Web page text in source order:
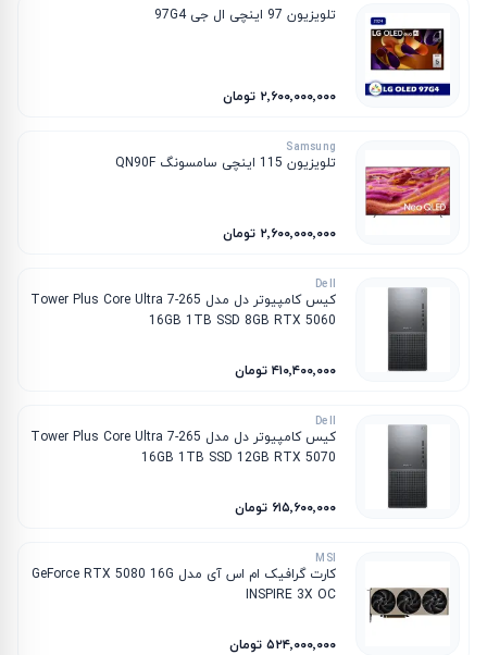
تلویزیون 97 اینچی ال جی 97G4
۲٬۶۰۰٬۰۰۰٬۰۰۰ تومان
Samsung
تلویزیون 115 اینچی سامسونگ QN90F
۲٬۶۰۰٬۰۰۰٬۰۰۰ تومان
Dell
کیس کامپیوتر دل مدل Tower Plus Core Ultra 7-265
16GB 1TB SSD 8GB RTX 5060
۴۱۰٬۴۰۰٬۰۰۰ تومان
Dell
کیس کامپیوتر دل مدل Tower Plus Core Ultra 7-265
16GB 1TB SSD 12GB RTX 5070
۶۱۵٬۶۰۰٬۰۰۰ تومان
MSI
کارت گرافیک ام‌ اس‌ آی مدل GeForce RTX 5080 16G
INSPIRE 3X OC
۵۲۴٬۰۰۰٬۰۰۰ تومان